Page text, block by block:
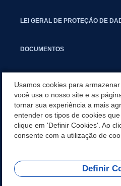
LEI GERAL DE PROTEÇÃO DE
DOCUMENTOS
COMITÊ GESTOR MUNICIPAL
GUIA RÁPIDO
REDES SOCIAIS
Usamos cookies para
você usa o nosso site e as
tornar sua experiência a mais
entender os tipos de cookies
clique em 'Definir Cookies'. Ao
consente com a utilização de
Definir